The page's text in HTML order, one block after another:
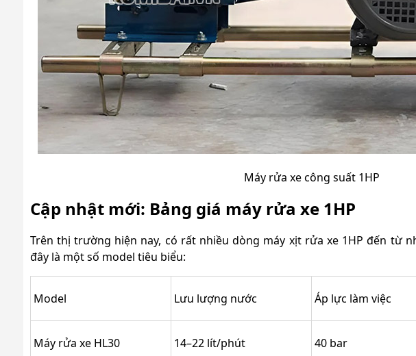
Máy rửa xe công suất 1HP
Cập nhật mới: Bảng giá máy rửa xe 1HP
Trên thị trường hiện nay, có rất nhiều dòng máy xịt rửa xe 1HP đến từ
đây là một số model tiêu biểu:
Model Lưu lượng nước Áp lực làm việc
Máy rửa xe HL30 14–22 lít/phút 40 bar